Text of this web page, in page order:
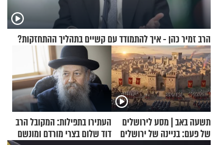
הרב זמיר כהן - איך להתמודד עם קשיים בתהליך ההתחזקות?
תשעה באב | מסע לירושלים
של פעם: בניינה של ירושלים
העתירו בתפילות: המקובל הרב
דוד שלום בצרי מורדם ומונשם